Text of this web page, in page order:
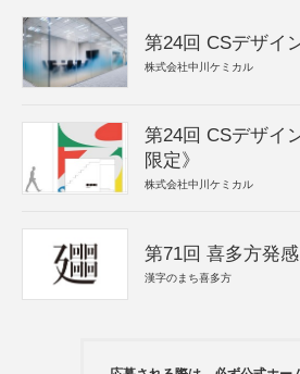
第24回 CSデザイ
株式会社中川ケミカル
第24回 CSデザイ
限定》
株式会社中川ケミカル
第71回 喜多方発
漢字のまち喜多方